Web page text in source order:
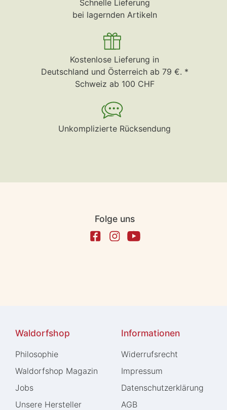
Schnelle Lieferung
bei lagernden Artikeln
Kostenlose Lieferung in
Deutschland und Österreich ab 79 €. *
Schweiz ab 100 CHF
Unkomplizierte Rücksendung
Folge uns
Waldorfshop
Philosophie
Waldorfshop Magazin
Jobs
Unsere Hersteller
Informationen
Widerrufs­recht
Impressum
Daten­schutz­erklärung
AGB